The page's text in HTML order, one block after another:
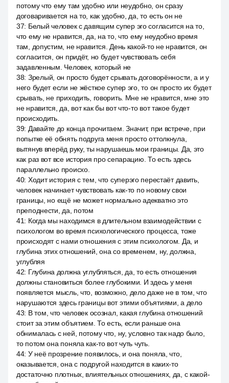
потому что ему там удобно или неудобно, он сразу
договаривается на то, как удобно, да, то есть он не
37: Белый человек с давящим супер эго согласится на то,
что ему не нравится, да, на то, что ему неудобно время
там, допустим, не нравится. День какой-то не нравится, он
согласится, он придёт, но будет чувствовать себя
задавленным. Человек, который не
38: Зрелый, он просто будет срывать договорённости, а и у
него будет если не жёсткое супер эго, то он просто их будет
срывать, не приходить, говорить. Мне не нравится, мне это
не нравится, да, вот как бы вот что-то вот такое будет
происходить.
39: Давайте до конца прочитаем. Значит, при встрече, при
попытке её обнять подруга меня просто оттолкнула,
вытянув вперёд руку, ты нарушаешь мои границы. Да, это
как раз вот все история про сепарацию. То есть здесь
параллельно происхо.
40: Ходит история с тем, что суперэго перестаёт давить,
человек начинает чувствовать как-то по новому свои
границы, но ещё не может нормально адекватно это
преподнести, да, потом
41: Когда мы находимся в длительном взаимодействии с
психологом во время психологического процесса, тоже
происходят с нами отношения с этим психологом. Да, и
глубина этих отношений, она со временем, ну, должна,
углубляя
42: Глубина должна углубляться, да, то есть отношения
должны становиться более глубокими. И здесь у меня
появляется мысль, что, возможно, дело даже не в том, что
нарушаются здесь границы вот этими объятиями, а дело
43: В том, что человек осознал, какая глубина отношений
стоит за этим объятием. То есть, если раньше она
обнималась с ней, потому что, ну, условно так надо было,
то потом она поняла как-то вот чуть чуть.
44: У неё прозрение появилось, и она поняла, что,
оказывается, она с подругой находится в каких-то
достаточно плотных, влиятельных отношениях, да, с какой-